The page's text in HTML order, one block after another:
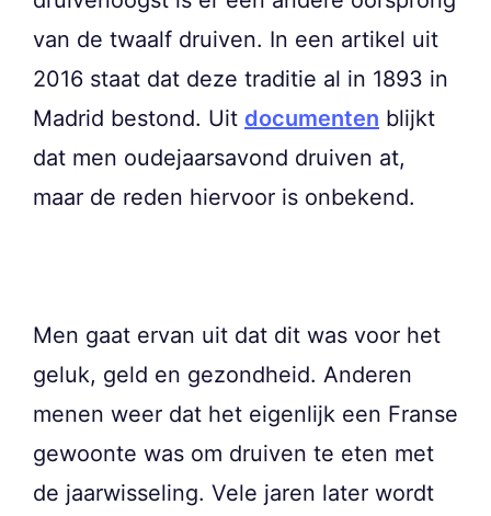
van de twaalf druiven. In een artikel uit
2016 staat dat deze traditie al in 1893 in
Madrid bestond. Uit documenten blijkt
dat men oudejaarsavond druiven at,
maar de reden hiervoor is onbekend.
Men gaat ervan uit dat dit was voor het
geluk, geld en gezondheid. Anderen
menen weer dat het eigenlijk een Franse
gewoonte was om druiven te eten met
de jaarwisseling. Vele jaren later wordt